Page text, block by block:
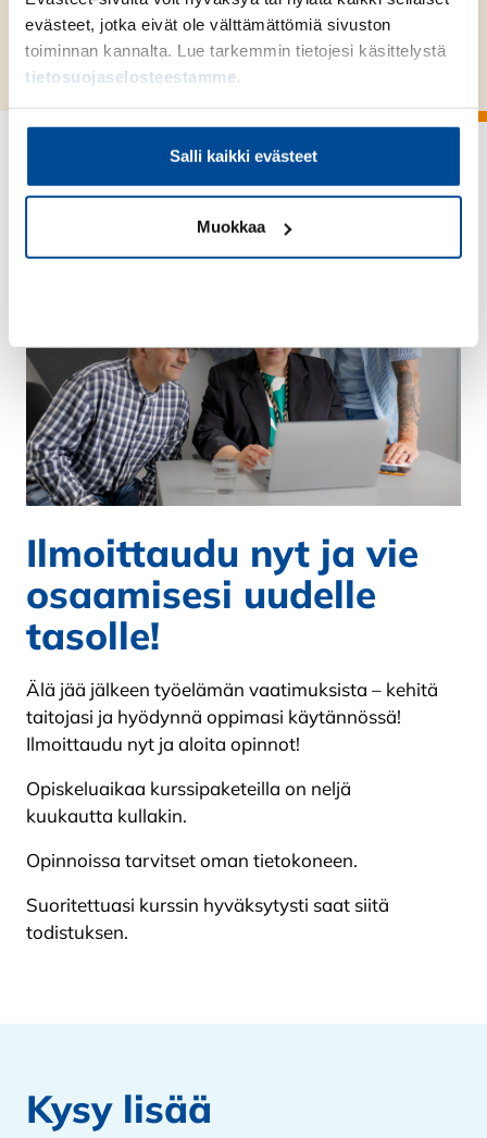
evästeet, jotka eivät ole välttämättömiä sivuston
toiminnan kannalta. Lue tarkemmin tietojesi käsittelystä
tietosuojaselosteestamme.
Salli kaikki evästeet
Muokkaa
soveltuvaa tietoteknistä
osaamista – täysin verkossa!
Ilmoittaudu nyt ja vie
osaamisesi uudelle
tasolle!
Älä jää jälkeen työelämän vaatimuksista – kehitä
taitojasi ja hyödynnä oppimasi käytännössä!
Ilmoittaudu nyt ja aloita opinnot!
Opiskeluaikaa kurssipaketeilla on neljä
kuukautta kullakin.
Opinnoissa tarvitset oman tietokoneen.
Suoritettuasi kurssin hyväksytysti saat siitä
todistuksen.
Kysy lisää